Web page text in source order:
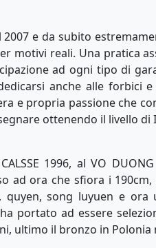
e da subito
motivi reali. Una pratica
ad ogni tipo di
anche alle forbici e
e propria passione che
ottenendo il livello
1996, al VO
ad ora che sfiora i
quyen, song luyuen e ora
portato ad essere
ultimo il bronzo in Polonia